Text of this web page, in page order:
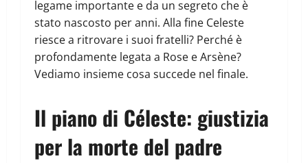
legame importante e da un segreto che è
stato nascosto per anni. Alla fine Celeste
riesce a ritrovare i suoi fratelli? Perché è
profondamente legata a Rose e Arsène?
Vediamo insieme cosa succede nel finale.
Il piano di Céleste: giustizia
per la morte del padre